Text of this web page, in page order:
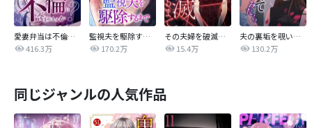
愛妻弁当は不倫に含まれますか？
416.3万
監視夫を駆除するまで
170.2万
その夫婦を破滅させるまで
15.4万
夫の裏垢を覗いてみたら
130.2万
同じジャンルの人気作品